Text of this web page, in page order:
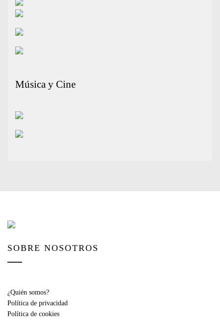
Música y Cine
SOBRE NOSOTROS
¿Quién somos?
Política de privacidad
Política de cookies